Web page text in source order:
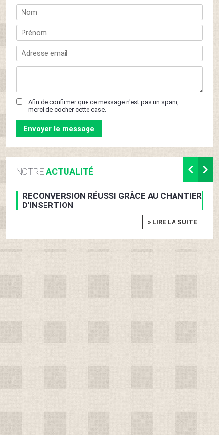
Afin de confirmer que ce message n'est pas un spam,
merci de cocher cette case.
NOTREACTUALITÉ
RECONVERSION RÉUSSI GRÂCE AU CHANTIER
D'INSERTION
» LIRE LA SUITE